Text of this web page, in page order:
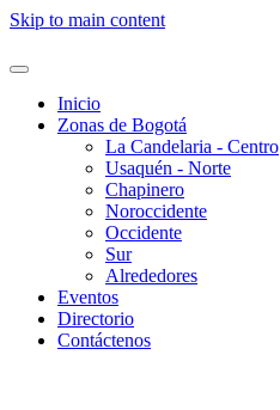
Skip to main content
Inicio
Zonas de Bogotá
La Candelaria - Centro
Usaquén - Norte
Chapinero
Noroccidente
Occidente
Sur
Alrededores
Eventos
Directorio
Contáctenos